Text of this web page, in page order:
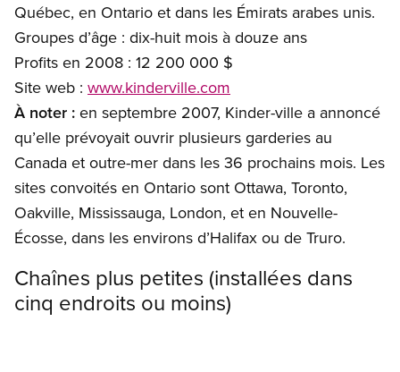
Québec, en Ontario et dans les Émirats arabes unis.
Groupes d’âge : dix-huit mois à douze ans
Profits en 2008 : 12 200 000 $
Site web : www.kinderville.com
À noter : en septembre 2007, Kinder-ville a annoncé
qu’elle prévoyait ouvrir plusieurs garderies au
Canada et outre-mer dans les 36 prochains mois. Les
sites convoités en Ontario sont Ottawa, Toronto,
Oakville, Mississauga, London, et en Nouvelle-
Écosse, dans les environs d’Halifax ou de Truro.
Chaînes plus petites (installées dans
cinq endroits ou moins)